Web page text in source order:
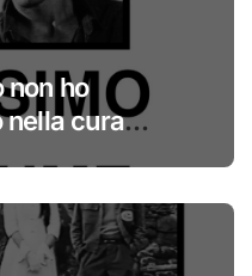
non ho
nella cura